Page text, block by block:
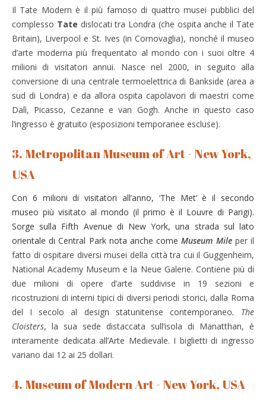
Il Tate Modern è il più famoso di quattro musei pubblici del
complesso Tate dislocati tra Londra (che ospita anche il Tate
Britain), Liverpool e St. Ives (in Cornovaglia), nonché il museo
d’arte moderna più frequentato al mondo con i suoi oltre 4
milioni di visitatori annui. Nasce nel 2000, in seguito alla
conversione di una centrale termoelettrica di Bankside (area a
sud di Londra) e da allora ospita capolavori di maestri come
Dalì, Picasso, Cezanne e van Gogh. Anche in questo caso
l’ingresso è gratuito (esposizioni temporanee escluse).
3. Metropolitan Museum of Art - New York,
USA
Con 6 milioni di visitatori all’anno, ‘The Met’ è il secondo
museo più visitato al mondo (il primo è il Louvre di Parigi).
Sorge sulla Fifth Avenue di New York, una strada sul lato
orientale di Central Park nota anche comeMuseum Mileper il
fatto di ospitare diversi musei della città tra cui il Guggenheim,
National Academy Museum e la Neue Galerie. Contiene più di
due milioni di opere d’arte suddivise in 19 sezioni e
ricostruzioni di interni tipici di diversi periodi storici, dalla Roma
del I secolo al design statunitense contemporaneo. The
Cloisters, la sua sede distaccata sull’isola di Manatthan, è
interamente dedicata all’Arte Medievale. I biglietti di ingresso
variano dai 12 ai 25 dollari.
4. Museum of Modern Art - New York, USA